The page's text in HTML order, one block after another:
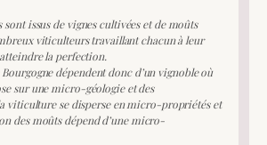
issus de vignes cultivées et de moûts
viticulteurs travaillant chacun à leur
la perfection.
dépendent donc d’un vignoble où
sur une micro-géologie et des
viticulture se disperse en micro-propriétés et
des moûts dépend d’une micro-